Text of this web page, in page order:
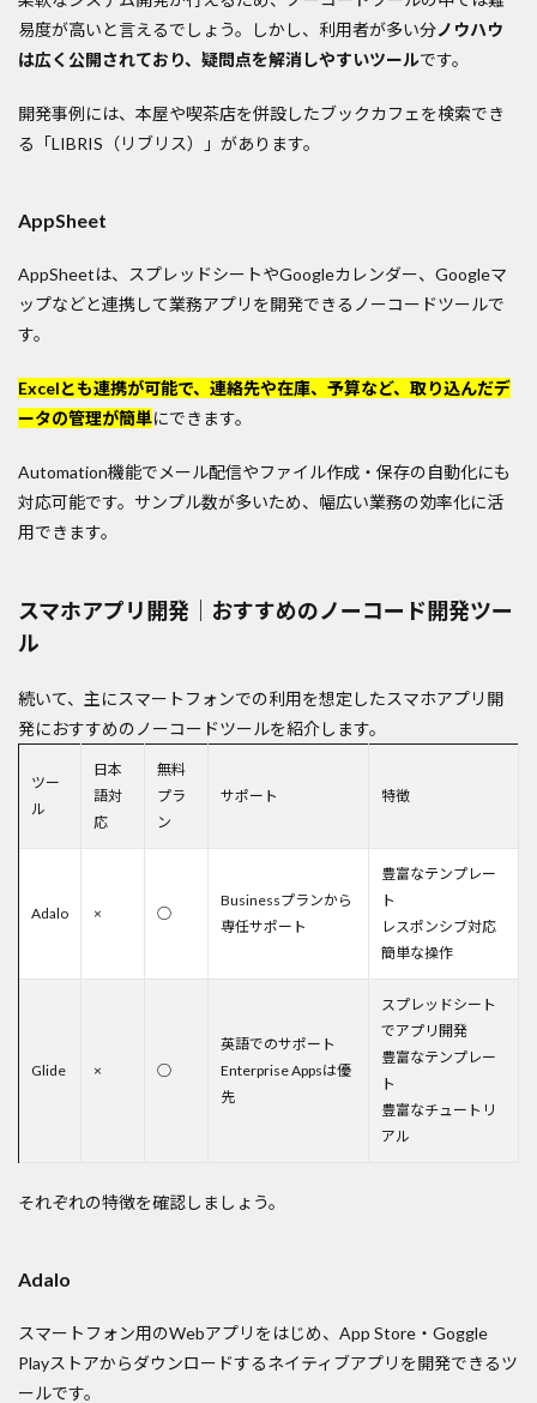
易度が高いと言えるでしょう。しかし、利用者が多い分ノウハウ
は広く公開されており、疑問点を解消しやすいツールです。
開発事例には、本屋や喫茶店を併設したブックカフェを検索でき
る「LIBRIS（リブリス）」があります。
AppSheet
AppSheetは、スプレッドシートやGoogleカレンダー、Googleマ
ップなどと連携して業務アプリを開発できるノーコードツールで
す。
Excelとも連携が可能で、連絡先や在庫、予算など、取り込んだデ
ータの管理が簡単にできます。
Automation機能でメール配信やファイル作成・保存の自動化にも
対応可能です。サンプル数が多いため、幅広い業務の効率化に活
用できます。
スマホアプリ開発｜おすすめのノーコード開発ツー
ル
続いて、主にスマートフォンでの利用を想定したスマホアプリ開
発におすすめのノーコードツールを紹介します。
ツー
ル
日本
語対
応
無料
プラ
ン
サポート 特徴
Adalo × ○
Businessプランから
専任サポート
豊富なテンプレー
ト
レスポンシブ対応
簡単な操作
Glide × ○
英語でのサポート
Enterprise Appsは優
先
スプレッドシート
でアプリ開発
豊富なテンプレー
ト
豊富なチュートリ
アル
それぞれの特徴を確認しましょう。
Adalo
スマートフォン用のWebアプリをはじめ、App Store・Goggle
Playストアからダウンロードするネイティブアプリを開発できるツ
ールです。